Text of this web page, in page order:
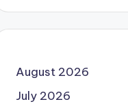
August 2026
July 2026